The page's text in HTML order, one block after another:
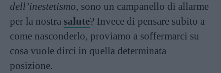
dell’inestetismo, sono un campanello di allarme
per la nostra salute? Invece di pensare subito a
come nasconderlo, proviamo a soffermarci su
cosa vuole dirci in quella determinata
posizione.